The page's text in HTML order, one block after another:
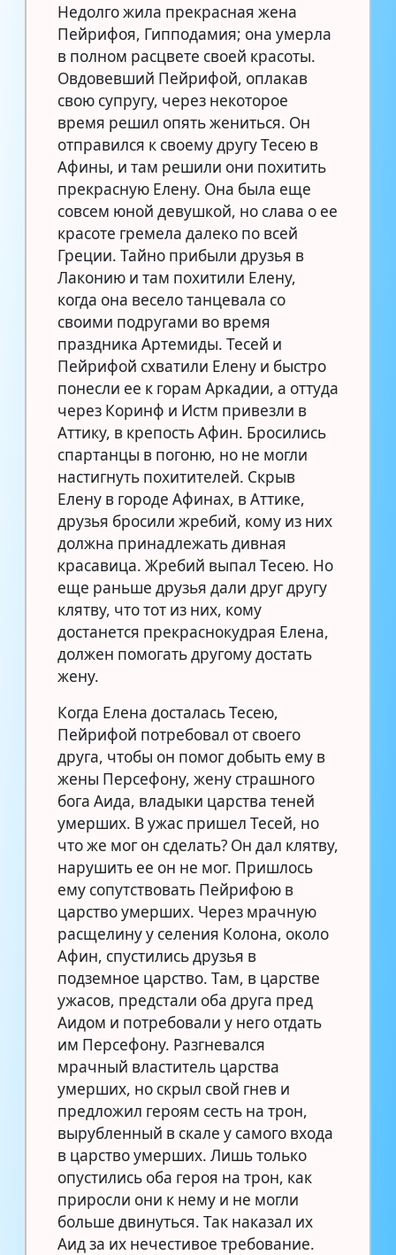
Недолго жила прекрасная жена
Пейрифоя, Гипподамия; она умерла
в полном расцвете своей красоты.
Овдовевший Пейрифой, оплакав
свою супругу, через некоторое
время решил опять жениться. Он
отправился к своему другу Тесею в
Афины, и там решили они похитить
прекрасную Елену. Она была еще
совсем юной девушкой, но слава о ее
красоте гремела далеко по всей
Греции. Тайно прибыли друзья в
Лаконию и там похитили Елену,
когда она весело танцевала со
своими подругами во время
праздника Артемиды. Тесей и
Пейрифой схватили Елену и быстро
понесли ее к горам Аркадии, а оттуда
через Коринф и Истм привезли в
Аттику, в крепость Афин. Бросились
спартанцы в погоню, но не могли
настигнуть похитителей. Скрыв
Елену в городе Афинах, в Аттике,
друзья бросили жребий, кому из них
должна принадлежать дивная
красавица. Жребий выпал Тесею. Но
еще раньше друзья дали друг другу
клятву, что тот из них, кому
достанется прекраснокудрая Елена,
должен помогать другому достать
жену.
Когда Елена досталась Тесею,
Пейрифой потребовал от своего
друга, чтобы он помог добыть ему в
жены Персефону, жену страшного
бога Аида, владыки царства теней
умерших. В ужас пришел Тесей, но
что же мог он сделать? Он дал клятву,
нарушить ее он не мог. Пришлось
ему сопутствовать Пейрифою в
царство умерших. Через мрачную
расщелину у селения Колона, около
Афин, спустились друзья в
подземное царство. Там, в царстве
ужасов, предстали оба друга пред
Аидом и потребовали у него отдать
им Персефону. Разгневался
мрачный властитель царства
умерших, но скрыл свой гнев и
предложил героям сесть на трон,
вырубленный в скале у самого входа
в царство умерших. Лишь только
опустились оба героя на трон, как
приросли они к нему и не могли
больше двинуться. Так наказал их
Аид за их нечестивое требование.